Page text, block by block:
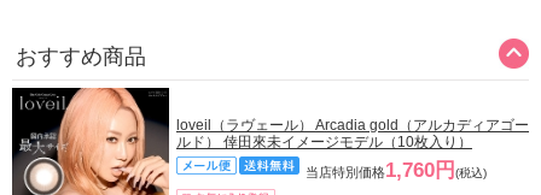
おすすめ商品
loveil（ラヴェール） Arcadia gold（アルカディアゴー
ルド） 倖田來未イメージモデル（10枚入り）
当店特別価格1,760円 (税込)